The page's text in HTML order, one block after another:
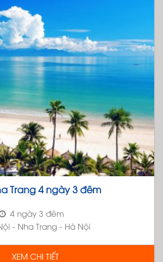
Trang 4 ngày 3 đêm
4 ngày 3 đêm
- Nha Trang - Hà Nội
XEM CHI TIẾT